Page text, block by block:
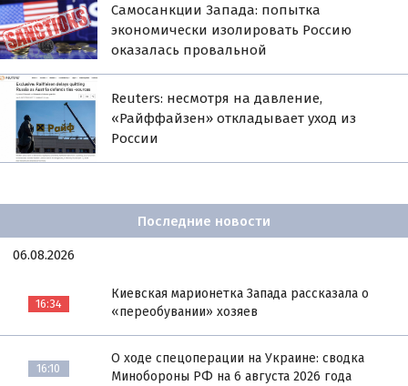
Самосанкции Запада: попытка
экономически изолировать Россию
оказалась провальной
Reuters: несмотря на давление,
«Райффайзен» откладывает уход из
России
Последние новости
06.08.2026
16:34
Киевская марионетка Запада рассказала о
«переобувании» хозяев
16:10
О ходе спецоперации на Украине: сводка
Минобороны РФ на 6 августа 2026 года